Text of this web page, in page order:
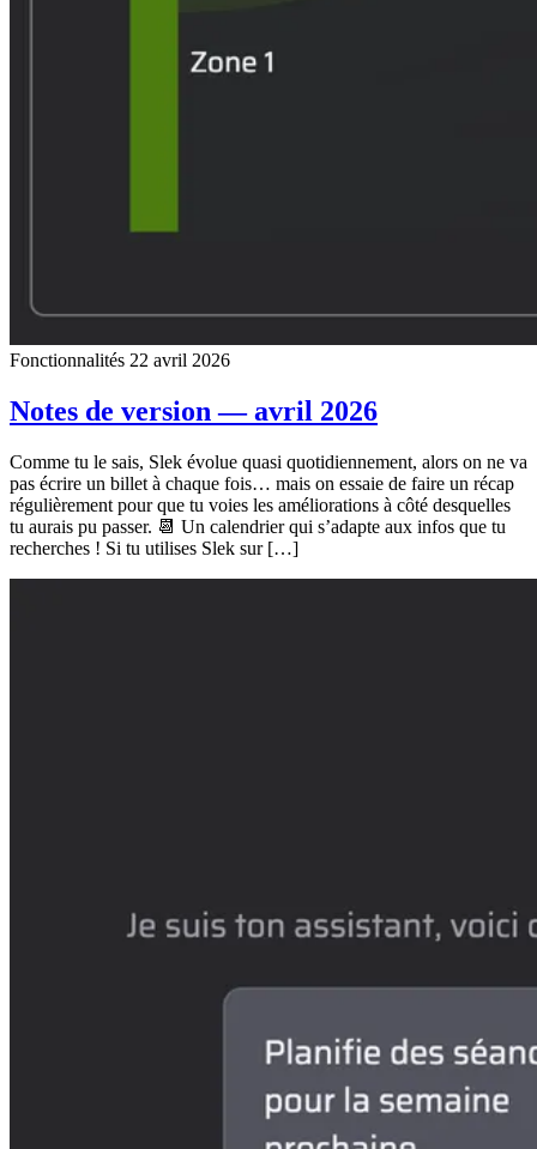
Fonctionnalités 22 avril 2026
Notes de version — avril 2026
Comme tu le sais, Slek évolue quasi quotidiennement, alors on ne va
pas écrire un billet à chaque fois… mais on essaie de faire un récap
régulièrement pour que tu voies les améliorations à côté desquelles
tu aurais pu passer. 📆 Un calendrier qui s’adapte aux infos que tu
recherches ! Si tu utilises Slek sur […]